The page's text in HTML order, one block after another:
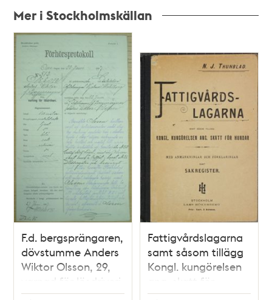
Mer i Stockholmskällan
Relaterade
teman
F.d. bergsprängaren,
dövstumme Anders
Wiktor Olsson, 29,
varnad för lösdriveri
den 22 juni 1887 -
Fattigvårdslagarna
samt såsom tillägg
Kongl. kungörelsen
ang. skatt för
hundar